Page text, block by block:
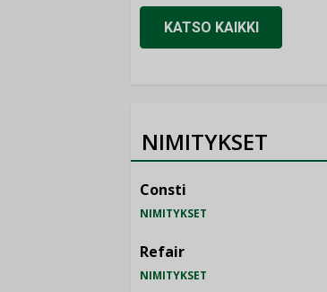
KATSO KAIKKI
NIMITYKSET
Consti
NIMITYKSET
Refair
NIMITYKSET